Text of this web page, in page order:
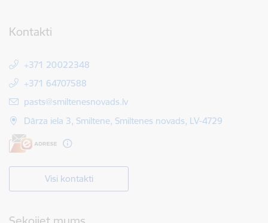
Kontakti
+371 20022348
+371 64707588
E-pasts:
pasts@smiltenesnovads.lv
Dārza iela 3, Smiltene, Smiltenes novads, LV-4729
Visi kontakti